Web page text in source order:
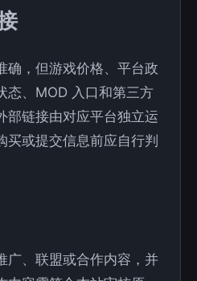
确，但游戏价格、平台政
态、MOD 入口和第三方
部链接由对应平台独立运
买或提交信息前应自行判
广、联盟或合作内容，并